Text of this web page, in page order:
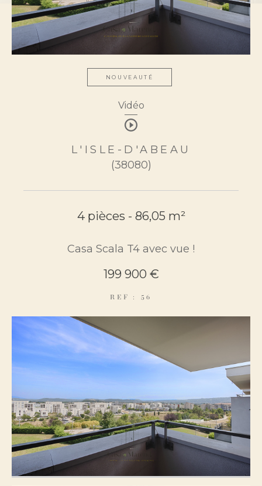
NOUVEAUTÉ
Vidéo
L'ISLE-D'ABEAU
(38080)
4 pièces - 86,05 m²
Casa Scala T4 avec vue !
199 900 €
REF : 56
Budget
AFFINER LES CRITÈRES
parking terrasse piscine